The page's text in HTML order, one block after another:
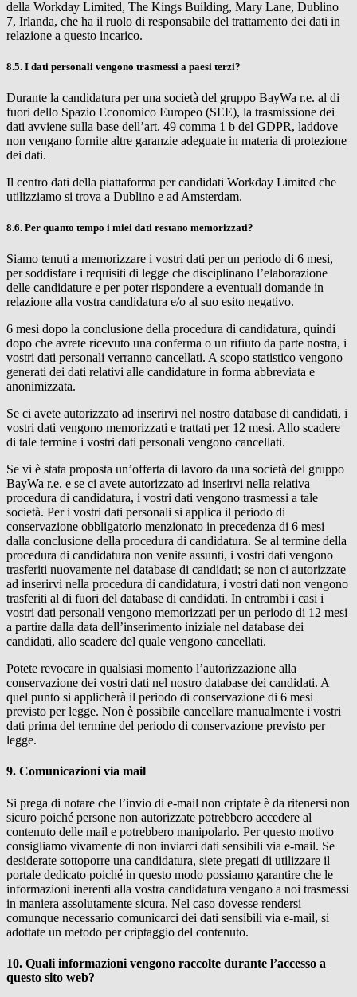
della Workday Limited, The Kings Building, Mary Lane, Dublino
7, Irlanda, che ha il ruolo di responsabile del trattamento dei dati in
relazione a questo incarico.
8.5. I dati personali vengono trasmessi a paesi terzi?
Durante la candidatura per una società del gruppo BayWa r.e. al di
fuori dello Spazio Economico Europeo (SEE), la trasmissione dei
dati avviene sulla base dell’art. 49 comma 1 b del GDPR, laddove
non vengano fornite altre garanzie adeguate in materia di protezione
dei dati.
Il centro dati della piattaforma per candidati Workday Limited che
utilizziamo si trova a Dublino e ad Amsterdam.
8.6. Per quanto tempo i miei dati restano memorizzati?
Siamo tenuti a memorizzare i vostri dati per un periodo di 6 mesi,
per soddisfare i requisiti di legge che disciplinano l’elaborazione
delle candidature e per poter rispondere a eventuali domande in
relazione alla vostra candidatura e/o al suo esito negativo.
6 mesi dopo la conclusione della procedura di candidatura, quindi
dopo che avrete ricevuto una conferma o un rifiuto da parte nostra, i
vostri dati personali verranno cancellati. A scopo statistico vengono
generati dei dati relativi alle candidature in forma abbreviata e
anonimizzata.
Se ci avete autorizzato ad inserirvi nel nostro database di candidati, i
vostri dati vengono memorizzati e trattati per 12 mesi. Allo scadere
di tale termine i vostri dati personali vengono cancellati.
Se vi è stata proposta un’offerta di lavoro da una società del gruppo
BayWa r.e. e se ci avete autorizzato ad inserirvi nella relativa
procedura di candidatura, i vostri dati vengono trasmessi a tale
società. Per i vostri dati personali si applica il periodo di
conservazione obbligatorio menzionato in precedenza di 6 mesi
dalla conclusione della procedura di candidatura. Se al termine della
procedura di candidatura non venite assunti, i vostri dati vengono
trasferiti nuovamente nel database di candidati; se non ci autorizzate
ad inserirvi nella procedura di candidatura, i vostri dati non vengono
trasferiti al di fuori del database di candidati. In entrambi i casi i
vostri dati personali vengono memorizzati per un periodo di 12 mesi
a partire dalla data dell’inserimento iniziale nel database dei
candidati, allo scadere del quale vengono cancellati.
Potete revocare in qualsiasi momento l’autorizzazione alla
conservazione dei vostri dati nel nostro database dei candidati. A
quel punto si applicherà il periodo di conservazione di 6 mesi
previsto per legge. Non è possibile cancellare manualmente i vostri
dati prima del termine del periodo di conservazione previsto per
legge.
9. Comunicazioni via mail
Si prega di notare che l’invio di e-mail non criptate è da ritenersi non
sicuro poiché persone non autorizzate potrebbero accedere al
contenuto delle mail e potrebbero manipolarlo. Per questo motivo
consigliamo vivamente di non inviarci dati sensibili via e-mail. Se
desiderate sottoporre una candidatura, siete pregati di utilizzare il
portale dedicato poiché in questo modo possiamo garantire che le
informazioni inerenti alla vostra candidatura vengano a noi trasmessi
in maniera assolutamente sicura. Nel caso dovesse rendersi
comunque necessario comunicarci dei dati sensibili via e-mail, si
adottate un metodo per criptaggio del contenuto.
10. Quali informazioni vengono raccolte durante l’accesso a
questo sito web?